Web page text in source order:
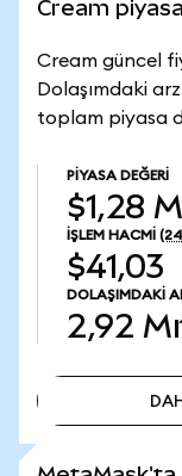
Cream
Cream güncel
Dolaşımdaki
toplam piyasa
PIYASA DEĞERI
$1,28
İŞLEM HACMI
$41,03
DOLAŞIMDAKI
2,92